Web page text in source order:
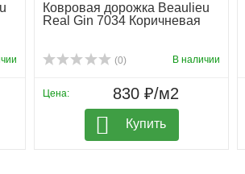
Ковровая дорожка Beaulieu
Real Gin 7034 Коричневая
(0) В наличии
Цена: 830 ₽/м2
Купить